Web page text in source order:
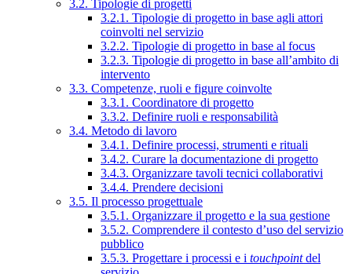
3.2. Tipologie di progetti
3.2.1. Tipologie di progetto in base agli attori
coinvolti nel servizio
3.2.2. Tipologie di progetto in base al focus
3.2.3. Tipologie di progetto in base all’ambito di
intervento
3.3. Competenze, ruoli e figure coinvolte
3.3.1. Coordinatore di progetto
3.3.2. Definire ruoli e responsabilità
3.4. Metodo di lavoro
3.4.1. Definire processi, strumenti e rituali
3.4.2. Curare la documentazione di progetto
3.4.3. Organizzare tavoli tecnici collaborativi
3.4.4. Prendere decisioni
3.5. Il processo progettuale
3.5.1. Organizzare il progetto e la sua gestione
3.5.2. Comprendere il contesto d’uso del servizio
pubblico
3.5.3. Progettare i processi e i touchpointdel